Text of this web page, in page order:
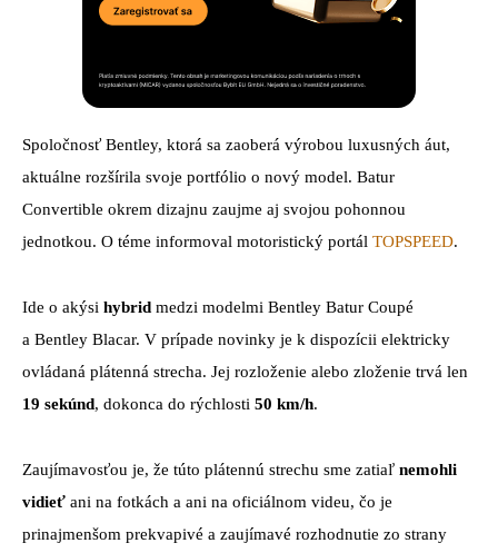
Spoločnosť Bentley, ktorá sa zaoberá výrobou luxusných áut,
aktuálne rozšírila svoje portfólio o nový model. Batur
Convertible okrem dizajnu zaujme aj svojou pohonnou
jednotkou. O téme informoval motoristický portál TOPSPEED.
Ide o akýsi hybrid medzi modelmi Bentley Batur Coupé
a Bentley Blacar. V prípade novinky je k dispozícii elektricky
ovládaná plátenná strecha. Jej rozloženie alebo zloženie trvá len
19 sekúnd, dokonca do rýchlosti 50 km/h.
Zaujímavosťou je, že túto plátennú strechu sme zatiaľ nemohli
vidieť ani na fotkách a ani na oficiálnom videu, čo je
prinajmenšom prekvapivé a zaujímavé rozhodnutie zo strany